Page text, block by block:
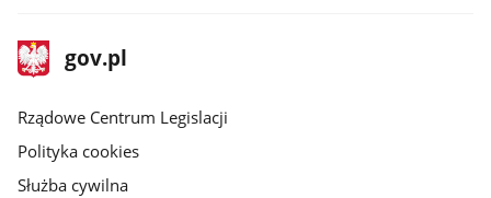
stopka
gov.plStrona
gov.pl
Rządowe Centrum Legislacji
Polityka cookies
Służba cywilna